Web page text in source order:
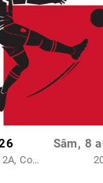
Iancu, Tudor Aaron
mai bună actriță
pentru
Cel
Sala Studio - Str.I.Lahovari 2A, Constanța
Sâm, 8